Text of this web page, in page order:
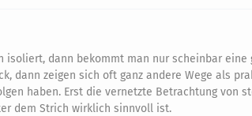
dann bekommt man nur scheinbar eine
dann zeigen sich oft ganz andere Wege als
haben. Erst die vernetzte Betrachtung von
dem Strich wirklich sinnvoll ist.